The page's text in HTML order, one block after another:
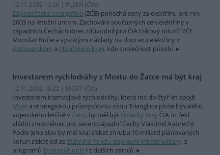
12.11.2002 12:26 | PLZEŇ (ČIA)
Západočeská energetika (ZČE) ponechá ceny za elektřinu pro rok
2003 na letošní úrovni. Zachování současných cen elektřiny v
západních Čechách dnes zdůvodnil pro ČIA tiskový mluvčí ZČE
Miroslav Kučera vysokými náklady na dopravu elektřiny v
Karlovarském a Plzeňském kraji, kde společnost působí.
Investorem rychlodráhy z Mostu do Žatce má být kraj
12.11.2002 10:22 | MOST (ČIA)
Investorem tramvajové rychlodráhy, která má do čtyř let spojit
Most a strategickou průmyslovou zónu Triangl na ploše bývalého
vojenského letiště v Žatci, by měl být Ústecký kraj. ČIA to řekl
vládní zmocněnec pro severozápadní Čechy Vlastimil Aubrecht.
Podle jeho slov by měl kraj získat zhruba 10 miliard plánovaných
korun získat od ze Státního fondu dopravní infrastruktury, z
programů Evropské unie i z dalších zdrojů.